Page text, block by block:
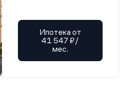
Ипотека от
41 547 ₽/
мес.